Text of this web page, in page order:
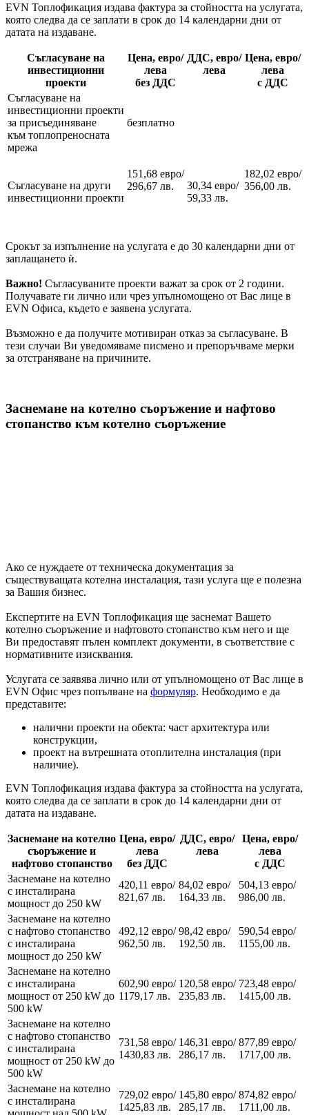
EVN Топлофикация издава фактура за стойността на услугата,
която следва да се заплати в срок до 14 календарни дни от
датата на издаване.
Съгласуване на
инвестиционни
проекти
Цена, евро/
лева
без ДДС
ДДС, евро/
лева
Цена, евро/
лева
с ДДС
Съгласуване на
инвестиционни проекти
за присъединяване
към топлопреносната
мрежа
безплатно
Съгласуване на други
инвестиционни проекти
151,68 евро/
296,67 лв.
30,34 евро/
59,33 лв.
182,02 евро/
356,00 лв.
Срокът за изпълнение на услугата е до 30 календарни дни от
заплащането ѝ.
Важно! Съгласуваните проекти важат за срок от 2 години.
Получавате ги лично или чрез упълномощено от Вас лице в
EVN Офиса, където е заявена услугата.
Възможно е да получите мотивиран отказ за съгласуване. В
тези случаи Ви уведомяваме писмено и препоръчваме мерки
за отстраняване на причините.
Заснемане на котелно съоръжение и нафтово
стопанство към котелно съоръжение
Ако се нуждаете от техническа документация за
съществуващата котелна инсталация, тази услуга ще е полезна
за Вашия бизнес.
Експертите на EVN Топлофикация ще заснемат Вашето
котелно съоръжение и нафтовото стопанство към него и ще
Ви предоставят пълен комплект документи, в съответствие с
нормативните изисквания.
Услугата се заявява лично или от упълномощено от Вас лице в
EVN Офис чрез попълване на формуляр. Необходимо е да
представите:
налични проекти на обекта: част архитектура или
конструкции,
проект на вътрешната отоплителна инсталация (при
наличие).
EVN Топлофикация издава фактура за стойността на услугата,
която следва да се заплати в срок до 14 календарни дни от
датата на издаване.
Заснемане на котелно
съоръжение и
нафтово стопанство
Цена, евро/
лева
без ДДС
ДДС, евро/
лева
Цена, евро/
лева
с ДДС
Заснемане на котелно
с инсталирана
мощност до 250 kW
420,11 евро/
821,67 лв.
84,02 евро/
164,33 лв.
504,13 евро/
986,00 лв.
Заснемане на котелно
с нафтово стопанство
с инсталирана
мощност до 250 kW
492,12 евро/
962,50 лв.
98,42 евро/
192,50 лв.
590,54 евро/
1155,00 лв.
Заснемане на котелно
с инсталирана
мощност от 250 kW до
500 kW
602,90 евро/
1179,17 лв.
120,58 евро/
235,83 лв.
723,48 евро/
1415,00 лв.
Заснемане на котелно
с нафтово стопанство
с инсталирана
мощност от 250 kW до
500 kW
731,58 евро/
1430,83 лв.
146,31 евро/
286,17 лв.
877,89 евро/
1717,00 лв.
Заснемане на котелно
с инсталирана
729,02 евро/
1425,83 лв.
145,80 евро/
285,17 лв.
874,82 евро/
1711,00 лв.